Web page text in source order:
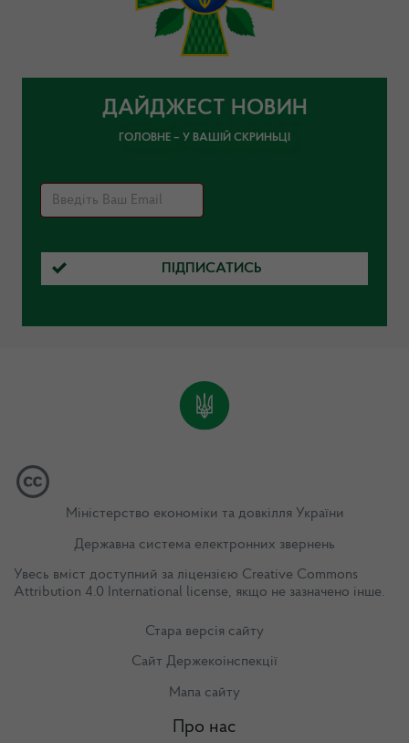
ДАЙДЖЕСТ НОВИН
ГОЛОВНЕ – У ВАШІЙ СКРИНЬЦІ
ПІДПИСАТИСЬ
Міністерство економіки та довкілля України
Державна система електронних звернень
Увесь вміст доступний за ліцензією Creative Commons
Attribution 4.0 International license, якщо не зазначено інше.
Стара версія сайту
Сайт Держекоінспекції
Мапа сайту
Про нас